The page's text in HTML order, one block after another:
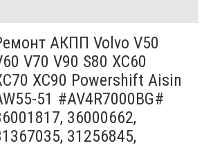
АКПП Volvo V50
V70 V90 S80 XC60
XC90 Powershift Aisin
51 #AV4R7000BG#
36000662,
31256845,